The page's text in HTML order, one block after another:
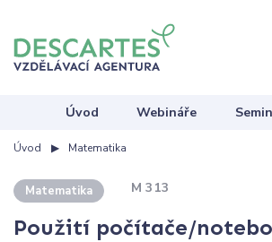
Úvod Webináře
Úvod Matematika
Matematika M 313
Použití počítače/